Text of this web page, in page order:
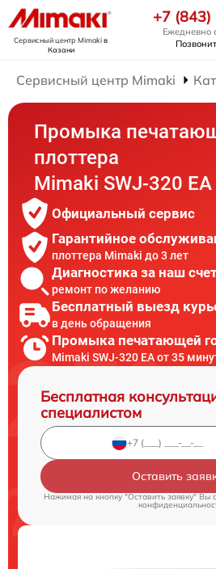
Сервисный центр Mimakiв
Казани
+7
Ежедневно
Сервисный центр Mimaki
Промыка
плоттера
Mimaki SWJ-320 EA
Официальный сервис
Гарантийное
плоттера Mimaki до 3 лет
Диагностика за наш
ремонт по желанию
Бесплатный выезд
в день обращения
Промыка печатающей
Mimaki SWJ-320 EA от 35
Бесплатная
специалистом
Оставить
Нажимая на кнопку "Оставить заявку" Вы